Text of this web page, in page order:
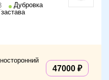
Дубровка
47000